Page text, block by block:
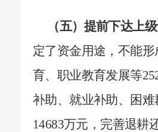
（五）提前下达上
定了资金用途，不能
育、职业教育发展等
补助、就业补助、困
14683万元，完善退耕